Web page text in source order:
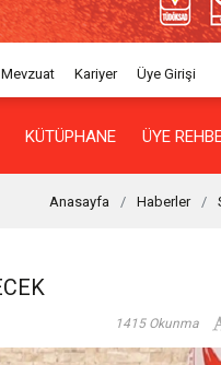
Mevzuat Kariyer Üye Girişi
KÜTÜPHANE ÜYE
Anasayfa Haberler
1415 Okunma